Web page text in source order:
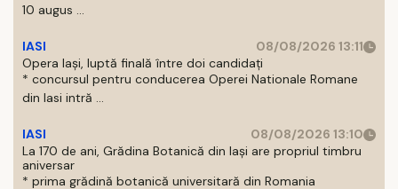
10 augus ...
IASI
08/08/2026 13:11
Opera Iași, luptă finală între doi candidați
* concursul pentru conducerea Operei Nationale Romane
din Iasi intră ...
IASI
08/08/2026 13:10
La 170 de ani, Grădina Botanică din Iași are propriul timbru
aniversar
* prima grădină botanică universitară din Romania